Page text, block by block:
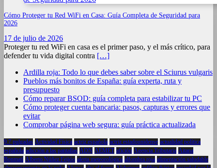
Cómo Proteger tu Red WiFi en Casa: Guía Completa de Seguridad para
2026
17 de julio de 2026
Proteger tu red WiFi en casa es el primer paso, y el más crítico, para
defender tu vida digital contra […]
Ardilla roja: Todo lo que debes saber sobre el Sciurus vulgaris
Pueblos más bonitos de España: guía experta, ruta y
presupuesto
Cómo reparar BSOD: guía completa para estabilizar tu PC
Cómo proteger cuenta bancaria: pasos, capturas y errores que
evitar
Comprobar página web segura: guía práctica actualizada
9.7 pulgadas Actividad Física actriz española actriz estadounidense actualidad política
española adicción a las pantallas ADN AEMET afición Agencia Tributaria Aitana
Bonmatí Alberto Núñez Feijóo alerta meteorológica alfombra roja alimentación saludable